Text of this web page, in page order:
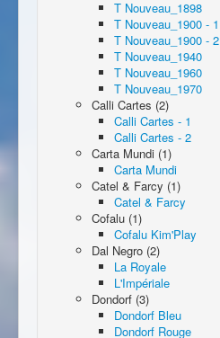
T Nouveau_1898
T Nouveau_1900 - 1
T Nouveau_1900 - 2
T Nouveau_1940
T Nouveau_1960
T Nouveau_1970
Calli Cartes (2)
Calli Cartes - 1
Calli Cartes - 2
Carta Mundi (1)
Carta Mundi
Catel & Farcy (1)
Catel & Farcy
Cofalu (1)
Cofalu Kim'Play
Dal Negro (2)
La Royale
L'Impériale
Dondorf (3)
Dondorf Bleu
Dondorf Rouge